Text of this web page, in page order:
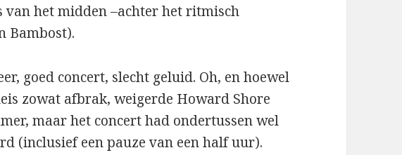
van het midden –achter het ritmisch
Bambost).
goed concert, slecht geluid. Oh, en hoewel
zowat afbrak, weigerde Howard Shore
maar het concert had ondertussen wel
(inclusief een pauze van een half uur).